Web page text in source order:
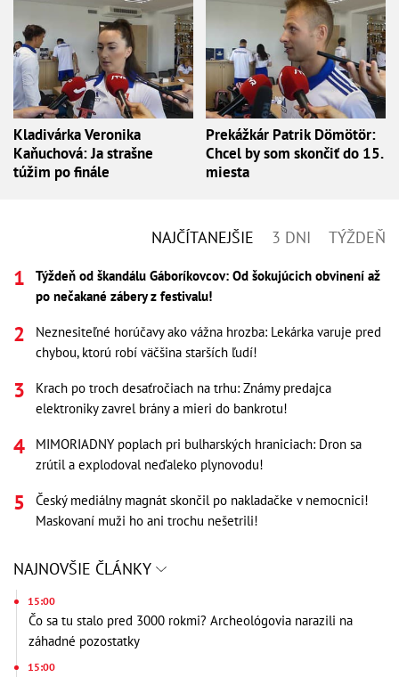
Kladivárka Veronika
Kaňuchová: Ja strašne
túžim po finále
Prekážkár Patrik Dömötör:
Chcel by som skončiť do 15.
miesta
NAJČÍTANEJŠIE 3 DNI TÝŽDEŇ
Týždeň od škandálu Gáboríkovcov: Od šokujúcich obvinení až
po nečakané zábery z festivalu!
Neznesiteľné horúčavy ako vážna hrozba: Lekárka varuje pred
chybou, ktorú robí väčšina starších ľudí!
Krach po troch desaťročiach na trhu: Známy predajca
elektroniky zavrel brány a mieri do bankrotu!
MIMORIADNY poplach pri bulharských hraniciach: Dron sa
zrútil a explodoval neďaleko plynovodu!
Český mediálny magnát skončil po nakladačke v nemocnici!
Maskovaní muži ho ani trochu nešetrili!
NAJNOVŠIE ČLÁNKY
15:00
Čo sa tu stalo pred 3000 rokmi? Archeológovia narazili na
záhadné pozostatky
15:00